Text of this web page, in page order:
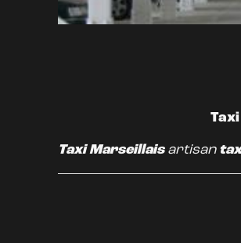
Taxi Marseillaisartisan